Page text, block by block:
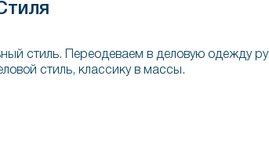
стиль. Переодеваем в деловую одежду
стиль, классику в массы.